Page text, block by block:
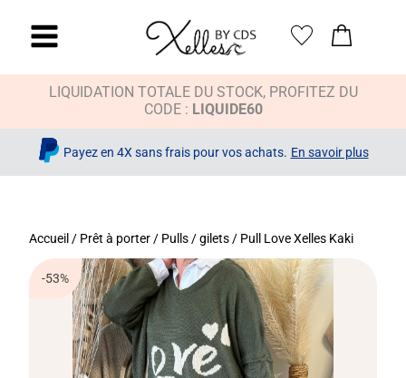
LIQUIDATION TOTALE DU STOCK, PROFITEZ DU
CODE : LIQUIDE60
Payez en 4X sans frais pour vos achats. En savoir plus
Accueil / Prêt à porter / Pulls / gilets / Pull Love Xelles Kaki
-53%